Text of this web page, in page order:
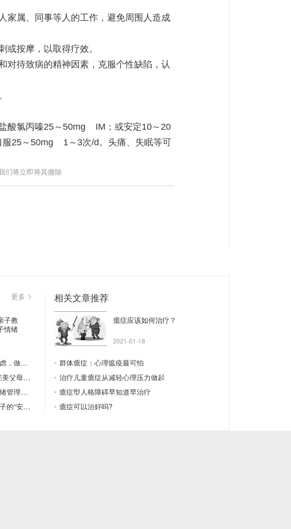
家属、同事等人的工作，避免周围人造成
按摩，以取得疗效。
待致病的精神因素，克服个性缺陷，认
酸氯丙嗪25～50mg IM；或安定10～20
25～50mg 1～3次/d。头痛、失眠等可
们将立即将其撤除
更多
子教
情绪
“容器”
好”的爸妈
的礼物
“总导演”
相关文章推荐
癔症应该如何治疗？
2021-01-18
群体癔症：心理瘟疫最可怕
治疗儿童癔症从减轻心理压力做起
癔症型人格障碍早知道早治疗
癔症可以治好吗?